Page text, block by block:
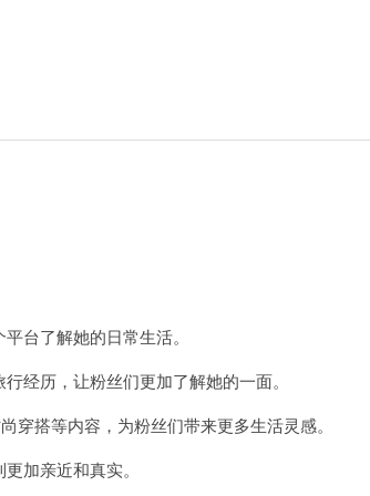
台了解她的日常生活。
历，让粉丝们更加了解她的一面。
搭等内容，为粉丝们带来更多生活灵感。
加亲近和真实。